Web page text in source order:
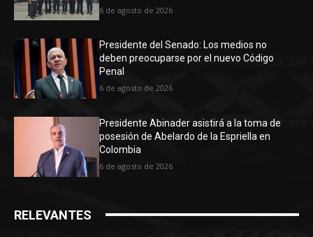
6 de agosto de 2026
Presidente del Senado: Los medios no
deben preocuparse por el nuevo Código
Penal
6 de agosto de 2026
Presidente Abinader asistirá a la toma de
posesión de Abelardo de la Espriella en
Colombia
6 de agosto de 2026
RELEVANTES